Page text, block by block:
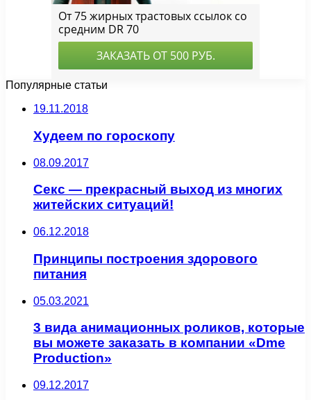
Популярные статьи
19.11.2018
Худеем по гороскопу
08.09.2017
Секс — прекрасный выход из многих
житейских ситуаций!
06.12.2018
Принципы построения здорового
питания
05.03.2021
3 вида анимационных роликов, которые
вы можете заказать в компании «Dme
Production»
09.12.2017